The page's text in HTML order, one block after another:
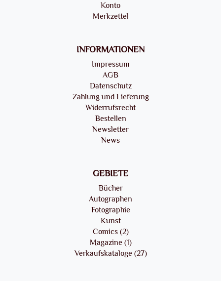
Konto
Merkzettel
INFORMATIONEN
Impressum
AGB
Datenschutz
Zahlung und Lieferung
Widerrufsrecht
Bestellen
Newsletter
News
GEBIETE
Bücher
Autographen
Fotographie
Kunst
Comics (2)
Magazine (1)
Verkaufskataloge (27)